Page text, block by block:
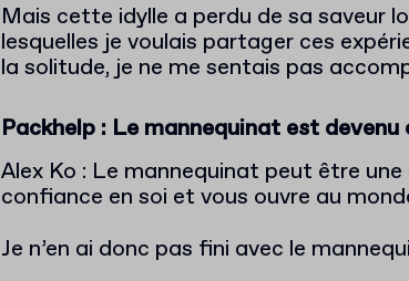
Mais cette idylle a perdu de sa saveur
lesquelles je voulais partager ces
la solitude, je ne me sentais pas
Packhelp : Le mannequinat est devenu
Alex Ko : Le mannequinat peut être
confiance en soi et vous ouvre au
Je n’en ai donc pas fini avec le